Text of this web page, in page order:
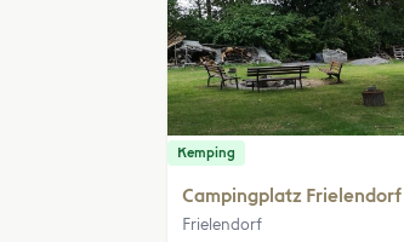
Kemping
Campingplatz Frielendorf
Frielendorf